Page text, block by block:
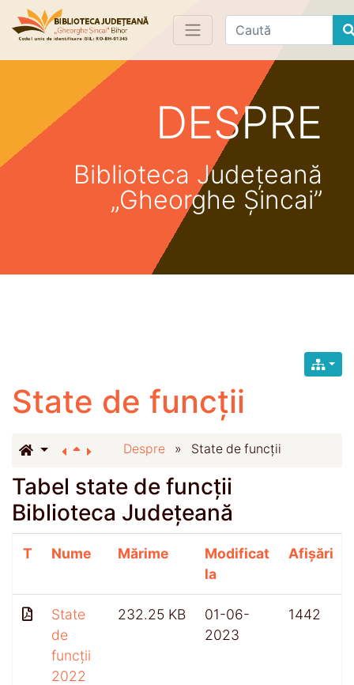
Find
DESPRE
Biblioteca Județeană
„Gheorghe Șincai”
State de funcții
Despre » State de funcții
Tabel state de funcții
Biblioteca Județeană
T Nume Mărime
Modificat
la
Afișări
State
de
funcții
2022
232.25 KB
01-06-
2023
1442